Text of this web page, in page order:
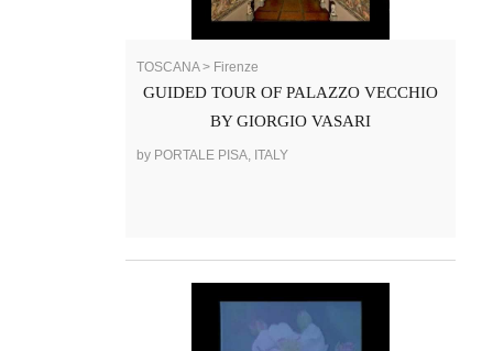
TOSCANA > Firenze
GUIDED TOUR OF PALAZZO VECCHIO
BY GIORGIO VASARI
by PORTALE PISA, ITALY